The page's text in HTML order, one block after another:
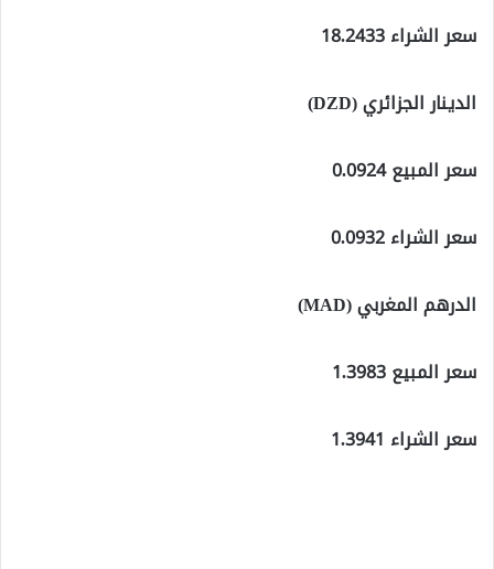
سعر الشراء 18.2433
الدينار الجزائري (DZD)
سعر المبيع 0.0924
سعر الشراء 0.0932
الدرهم المغربي (MAD)
سعر المبيع 1.3983
سعر الشراء 1.3941